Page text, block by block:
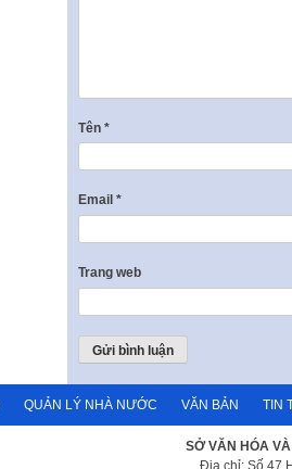
Tên *
Email *
Trang web
QUẢN LÝ NHÀ NƯỚC VĂN BẢN TIN
SỞ VĂN HÓA
Địa chỉ: Số 47